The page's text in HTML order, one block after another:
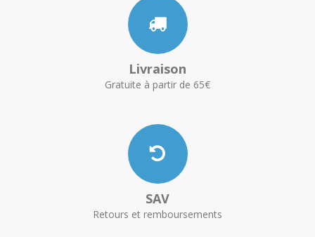
Livraison
Gratuite à partir de 65€
SAV
Retours et remboursements